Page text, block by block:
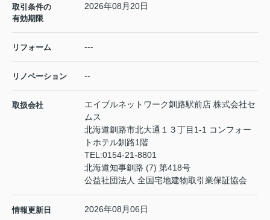
取引条件の
有効期限
2026年08月20日
リフォーム ---
リノベーション --
取扱会社
エイブルネットワーク釧路駅前店 株式会社セ
ムス
北海道釧路市北大通１３丁目1-1 コンフォー
トホテル釧路1階
TEL:0154-21-8801
北海道知事釧路 (7) 第418号
公益社団法人 全国宅地建物取引業保証協会
情報更新日 2026年08月06日